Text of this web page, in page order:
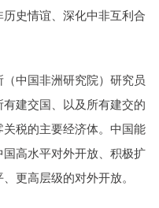
史情谊、深化中非互利合
中国非洲研究院）研究员
建交国、以及所有建交的
税的主要经济体。中国能
高水平对外开放、积极扩
更高层级的对外开放。